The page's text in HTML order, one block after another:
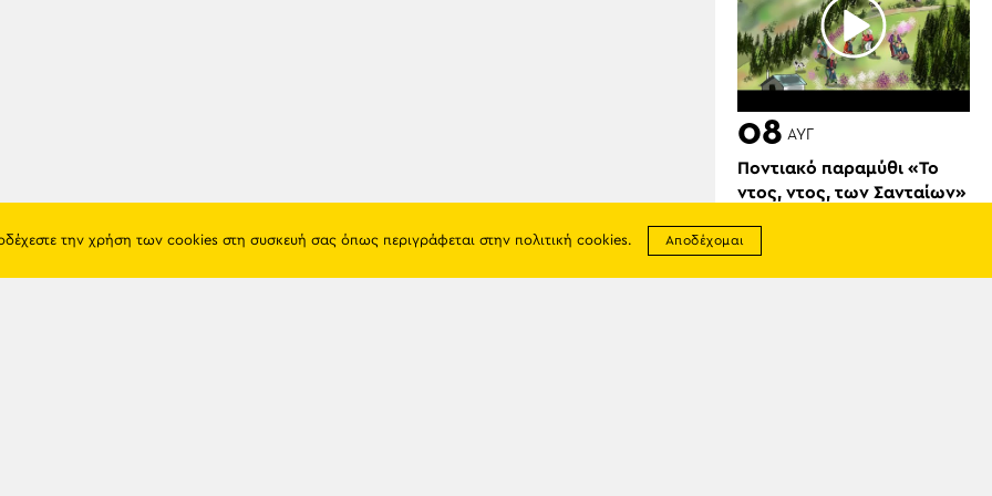
08 ΑΥΓ
Ποντιακό παραμύθι «Το
ντος, ντος, των Σανταίων»
την χρήση των cookies στη συσκευή σας όπως περιγράφεται στην πολιτική cookies. Αποδέχομαι